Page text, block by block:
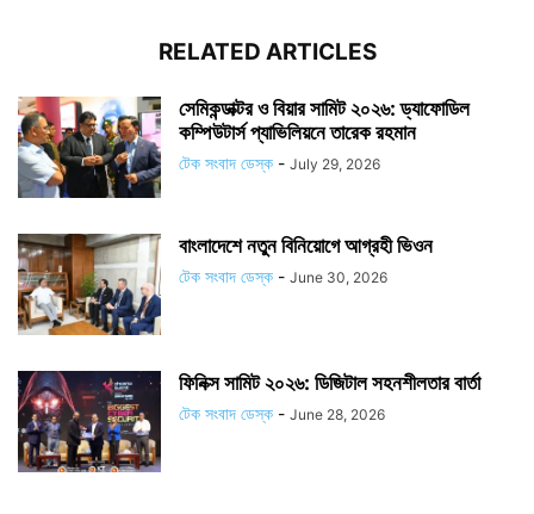
RELATED ARTICLES
সেমিকন্ডাক্টর ও বিয়ার সামিট ২০২৬: ড্যাফোডিল
কম্পিউটার্স প্যাভিলিয়নে তারেক রহমান
টেক সংবাদ ডেস্ক - July 29, 2026
বাংলাদেশে নতুন বিনিয়োগে আগ্রহী ভিওন
টেক সংবাদ ডেস্ক - June 30, 2026
ফিনিক্স সামিট ২০২৬: ডিজিটাল সহনশীলতার বার্তা
টেক সংবাদ ডেস্ক - June 28, 2026